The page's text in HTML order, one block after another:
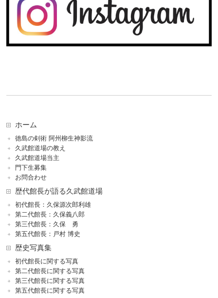
ホーム
徳島の剣術 阿州柳生神影流
久武館道場の教え
久武館道場当主
門下生募集
お問合わせ
歴代館長が語る久武館道場
初代館長：久保源次郎利雄
第二代館長：久保義八郎
第三代館長：久保 勇
第五代館長：戸村 博史
歴史写真集
初代館長に関する写真
第二代館長に関する写真
第三代館長に関する写真
第五代館長に関する写真